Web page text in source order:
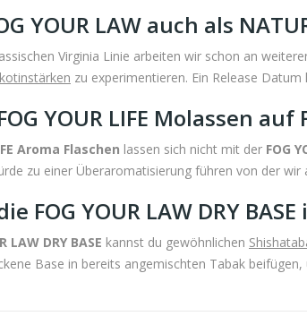
YOUR LAW auch als
Virginia Linie arbeiten wir schon an
zu experimentieren. Ein Release
YOUR LIFE Molassen auf
Aroma Flaschen lassen sich nicht mit der FOG
zu einer Überaromatisierung führen von der wir
FOG YOUR LAW DRY
LAW DRY BASE kannst du gewöhnlichen
Base in bereits angemischten Tabak